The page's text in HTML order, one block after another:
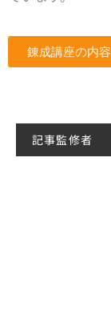
錬成講座の内
記事監修者